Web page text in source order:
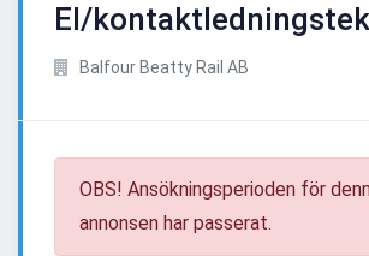
El/
Balfour Beatty Rail AB
OBS! Ansökningsperioden för
annonsen har passerat.